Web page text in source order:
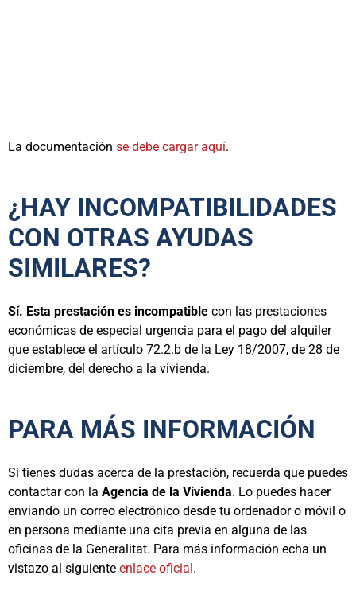
La documentación se debe cargar aquí.
¿HAY INCOMPATIBILIDADES
CON OTRAS AYUDAS
SIMILARES?
Sí. Esta prestación es incompatible con las prestaciones
económicas de especial urgencia para el pago del alquiler
que establece el artículo 72.2.b de la Ley 18/2007, de 28 de
diciembre, del derecho a la vivienda.
PARA MÁS INFORMACIÓN
Si tienes dudas acerca de la prestación, recuerda que puedes
contactar con la Agencia de la Vivienda. Lo puedes hacer
enviando un correo electrónico desde tu ordenador o móvil o
en persona mediante una cita previa en alguna de las
oficinas de la Generalitat. Para más información echa un
vistazo al siguiente enlace oficial.